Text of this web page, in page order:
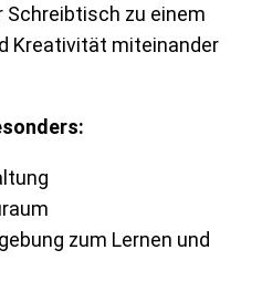
Schreibtisch zu einem
Kreativität miteinander
zum Lernen und